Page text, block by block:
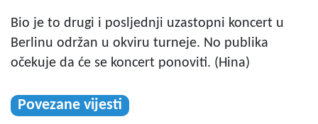
Bio je to drugi i posljednji uzastopni koncert u
Berlinu održan u okviru turneje. No publika
očekuje da će se koncert ponoviti. (Hina)
Povezane vijesti